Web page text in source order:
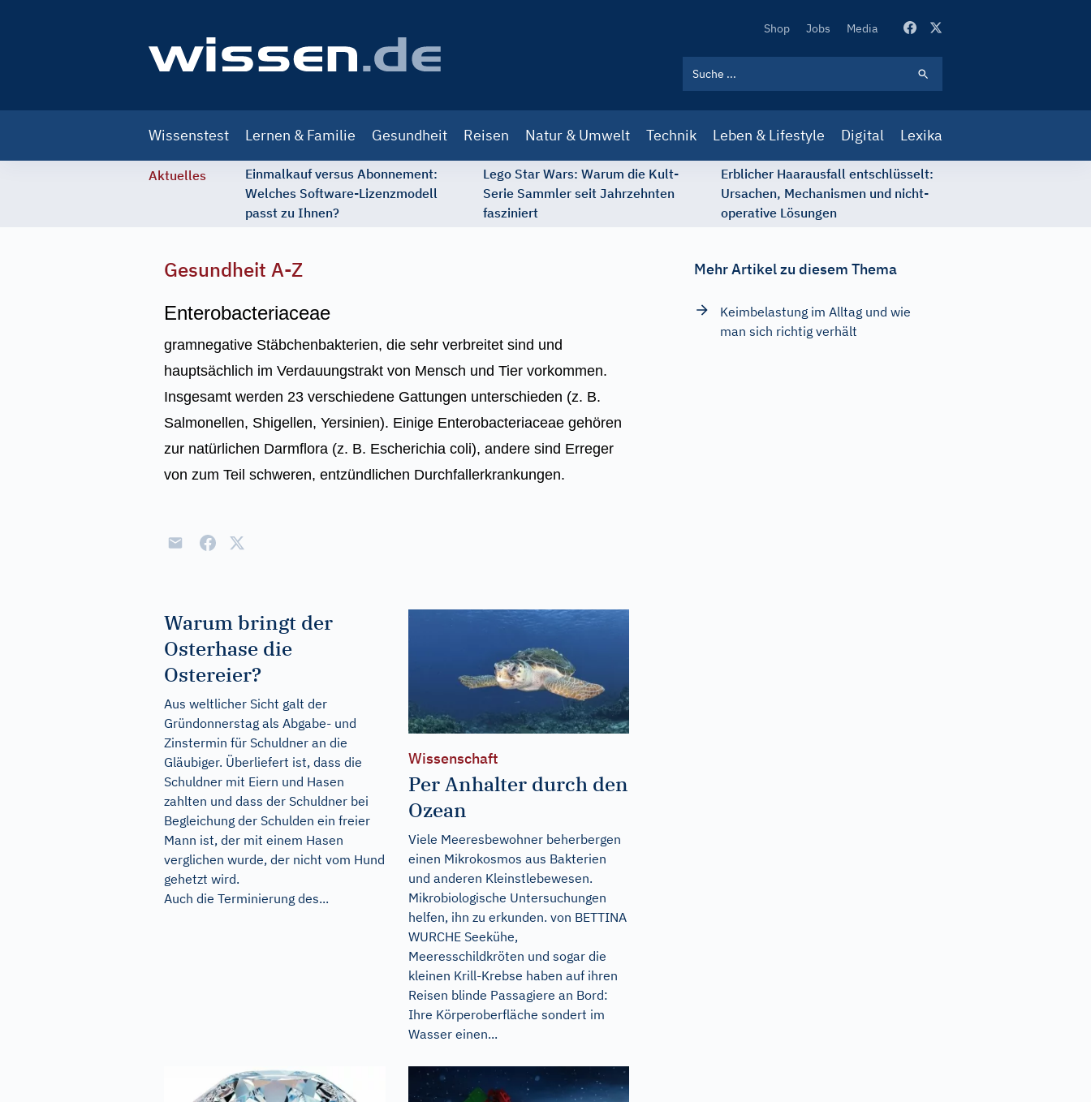
Secondary
Shop Jobs Media
navigation
Wissenstest Lernen & Familie Gesundheit Reisen Natur & Umwelt Technik Leben & Lifestyle Digital Lexika
Aktuelles
Einmalkauf versus Abonnement:
Welches Software-Lizenzmodell
passt zu Ihnen?
Lego Star Wars: Warum die Kult-
Serie Sammler seit Jahrzehnten
fasziniert
Erblicher Haarausfall entschlüsselt:
Ursachen, Mechanismen und nicht-
operative Lösungen
Gesundheit A-Z
Enterobacteriaceae
gramnegative Stäbchenbakterien, die sehr verbreitet sind und
hauptsächlich im Verdauungstrakt von Mensch und Tier vorkommen.
Insgesamt werden 23 verschiedene Gattungen unterschieden (z. B.
Salmonellen, Shigellen, Yersinien). Einige Enterobacteriaceae gehören
zur natürlichen Darmflora (z. B. Escherichia coli), andere sind Erreger
von zum Teil schweren, entzündlichen Durchfallerkrankungen.
Warum bringt der
Osterhase die
Ostereier?
Aus weltlicher Sicht galt der
Gründonnerstag als Abgabe- und
Zinstermin für Schuldner an die
Gläubiger. Überliefert ist, dass die
Schuldner mit Eiern und Hasen
zahlten und dass der Schuldner bei
Begleichung der Schulden ein freier
Mann ist, der mit einem Hasen
verglichen wurde, der nicht vom Hund
gehetzt wird.
Auch die Terminierung des...
Wissenschaft
Per Anhalter durch den
Ozean
Viele Meeresbewohner beherbergen
einen Mikrokosmos aus Bakterien
und anderen Kleinstlebewesen.
Mikrobiologische Untersuchungen
helfen, ihn zu erkunden. von BETTINA
WURCHE Seekühe,
Meeresschildkröten und sogar die
kleinen Krill-Krebse haben auf ihren
Reisen blinde Passagiere an Bord:
Ihre Körperoberfläche sondert im
Wasser einen...
Mehr Artikel zu diesem Thema
Keimbelastung im Alltag und wie
man sich richtig verhält